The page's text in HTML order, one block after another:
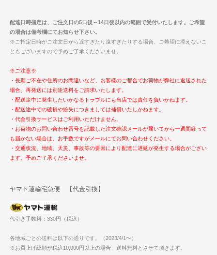
配達日時指定は、ご注文日の5日後～14日後以内の範囲で受付いたします。ご希望
の場合は備考欄にてお知らせ下さい。
※ご指定日時がご注文日から近すぎたり遠すぎたりする場合、ご希望に添えないこ
ともございますので予めご了承くださいませ。
※ご注意※
・長期ご不在や住所のお間違いなど、お客様のご都合でお荷物が弊社に返送された
場合、再発送には別途送料をご請求いたします。
・配送途中に発生したいかなるトラブルにも当店では責任を負いかねます。
・配送途中での破損や紛失につきましては補償いたしかねます。
・代金引換サービスはご利用いただけません。
・お荷物のお問い合わせ番号を記載した注文確認メールが届いてから一週間経って
も届かない場合は、お手数ですがメールにてお問い合わせください。
・交通状況、地域、天災、事故等の要因により配達に遅延が発生する場合がござい
ます。予めご了承くださいませ。
ヤマト運輸宅急便 【代金引換】
代引き手数料：330円（税込）
各地域ごとの送料は以下の通りです。（2023/4/1〜）
※お買上げ総額が税込10,000円以上の場合、送料無料とさせて頂きます。